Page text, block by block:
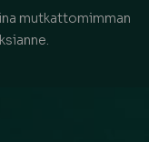
mutkattomimman